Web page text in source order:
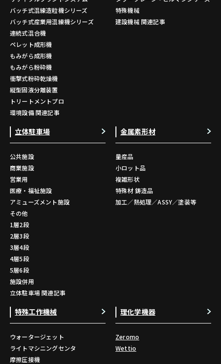
バッチ式混練造粒機シリーズ
バッチ式産業用混練機シリーズ
連続式混合機
ペレット成形機
もみがら成形機
もみがら粉砕機
衝撃式粉砕乾燥機
縦型固液分離装置
トリートメントプロ
環境設備 関連記事
特殊機械
建設機械 関連記事
立体駐車場
公共施設
商業施設
営業用
医療・福祉施設
アミューズメント施設
その他
1層2段
2層3段
3層4段
4層5段
5層6段
施設併用
立体駐車場 関連記事
金属素形材
量産品
小ロット品
複雑形状
特殊材 鋳造品
加工／熱処理／ASSY／塗装等
特殊工作機械
ウォータージェット
ライトマシニングセンタ
摩擦圧接機
理化学機器
Zeromo
Wettio